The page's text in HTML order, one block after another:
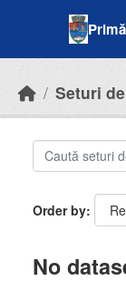
Seturi
Order by
No